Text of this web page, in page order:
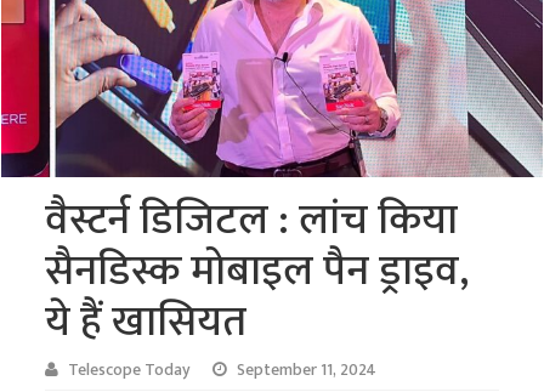
वैस्टर्न डिजिटल : लांच किया
सैनडिस्क मोबाइल पैन ड्राइव,
ये हैं खासियत
Telescope Today September 11, 2024